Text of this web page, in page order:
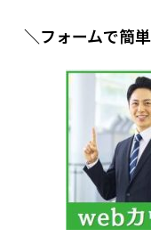
＼フォームで簡